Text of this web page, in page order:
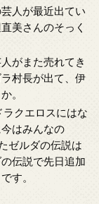
人が最近出てい
美さんのそっく
がまた売れてき
村長が出て、伊
。
クエロスにはな
はみんなの
ゼルダの伝説は
伝説で先日追加
す。